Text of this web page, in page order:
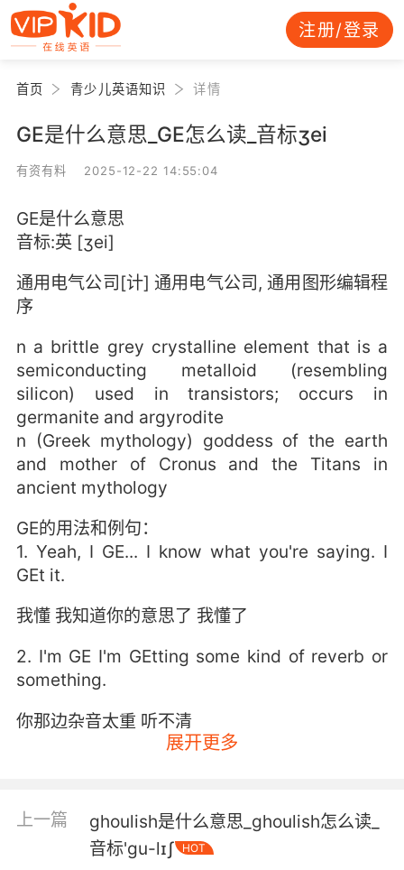
注册/登录
首页 青少儿英语知识 详情
GE是什么意思_GE怎么读_音标ʒei
有资有料 2025-12-22 14:55:04
GE是什么意思
音标:英 [ʒei]
通用电气公司[计] 通用电气公司, 通用图形编辑程
序
n a brittle grey crystalline element that is a
semiconducting metalloid (resembling
silicon) used in transistors; occurs in
germanite and argyrodite
n (Greek mythology) goddess of the earth
and mother of Cronus and the Titans in
ancient mythology
GE的用法和例句：
1. Yeah, I GE... I know what you're saying. I
GEt it.
我懂 我知道你的意思了 我懂了
2. I'm GE I'm GEtting some kind of reverb or
something.
你那边杂音太重 听不清
4. O psukhai khthoniai, deomai tethnkotas
展开更多
上一篇
ghoulish是什么意思_ghoulish怎么读_
音标'ɡu-lɪʃ
HOT